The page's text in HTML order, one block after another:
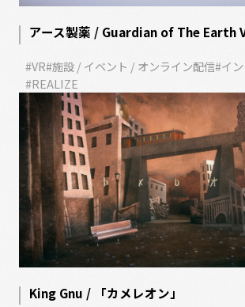
アース製薬 / Guardian of The Earth
#VR#施設 / イベント / オンライン配信#イ
#REALIZE
King Gnu / 「カメレオン」